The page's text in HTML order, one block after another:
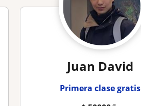
Juan David
Primera clase gratis